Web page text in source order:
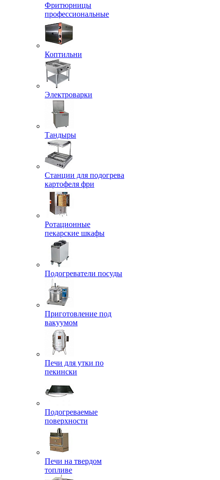
Фритюрницы
профессиональные
Коптильни
Электроварки
Тандыры
Станции для подогрева
картофеля фри
Ротационные
пекарские шкафы
Подогреватели посуды
Приготовление под
вакуумом
Печи для утки по
пекински
Подогреваемые
поверхности
Печи на твердом
топливе